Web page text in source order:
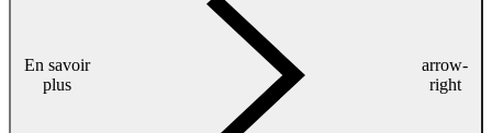
En savoir
plus
arrow-
right